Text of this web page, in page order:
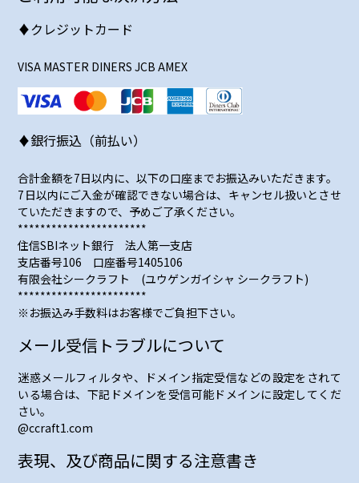
♦クレジットカード
VISA MASTER DINERS JCB AMEX
♦銀行振込（前払い）
合計金額を7日以内に、以下の口座までお振込みいただきます。
7日以内にご入金が確認できない場合は、キャンセル扱いとさせ
ていただきますので、予めご了承ください。
***********************
住信SBIネット銀行 法人第一支店
支店番号106 口座番号1405106
有限会社シークラフト (ユウゲンガイシャ シークラフト)
***********************
※お振込み手数料はお客様でご負担下さい。
メール受信トラブルについて
迷惑メールフィルタや、ドメイン指定受信などの設定をされて
いる場合は、下記ドメインを受信可能ドメインに設定してくだ
さい。
@ccraft1.com
表現、及び商品に関する注意書き